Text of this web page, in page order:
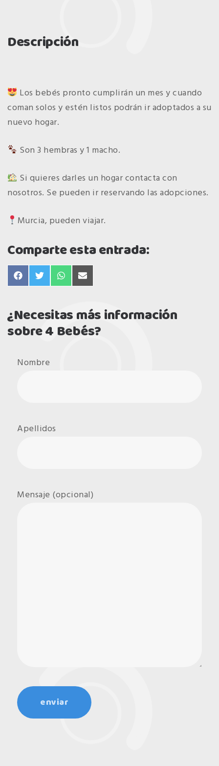
Descripción
Los bebés pronto cumplirán un mes y cuando
coman solos y estén listos podrán ir adoptados a su
nuevo hogar.
Son 3 hembras y 1 macho.
Si quieres darles un hogar contacta con
nosotros. Se pueden ir reservando las adopciones.
Murcia, pueden viajar.
Comparte esta entrada:
compartir
en
compartir
en
compartir
en
compartir
en
¿Necesitas más información
sobre 4 Bebés?
Nombre
Apellidos
Mensaje (opcional)